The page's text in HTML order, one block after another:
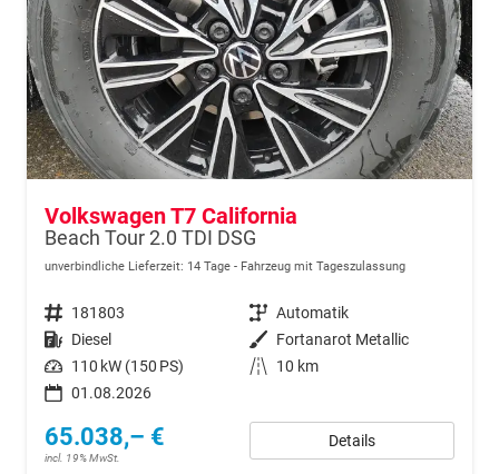
Volkswagen T7 California
Beach Tour 2.0 TDI DSG
unverbindliche Lieferzeit: 14 Tage Fahrzeug mit Tageszulassung
Fahrzeugnr. 181803 Getriebe Automatik
Kraftstoff Diesel Außenfarbe Fortanarot Metallic
Leistung 110 kW (150 PS) Kilometerstand
10 km
01.08.2026
65.038,– €
incl. 19% MwSt.
Details